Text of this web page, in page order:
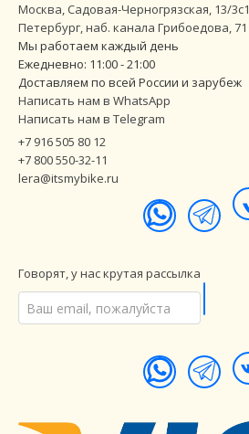
Москва, Садовая-Черногрязская, 13/3с1
Петербург,наб. канала Грибоедова, 71
Мы работаем каждый день
Ежедневно: 11:00 - 21:00
Доставляем по всей России и зарубеж
Написать нам в WhatsApp
Написать нам в Telegram
+7 916 505 80 12
+7 800 550-32-11
lera@itsmybike.ru
Говорят, у нас крутая рассылка